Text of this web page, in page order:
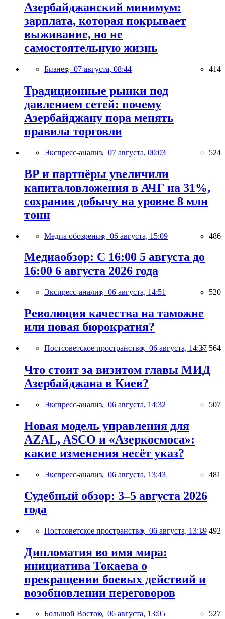
Азербайджанский минимум:
зарплата, которая покрывает
выживание, но не
самостоятельную жизнь
Бизнес, 07 августа, 08:44 414
Традиционные рынки под
давлением сетей: почему
Азербайджану пора менять
правила торговли
Экспресс-анализ, 07 августа, 00:03 524
BP и партнёры увеличили
капиталовложения в АЧГ на 31%,
сохранив добычу на уровне 8 млн
тонн
Медиа обозрение, 06 августа, 15:09 486
Медиаобзор: С 16:00 5 августа до
16:00 6 августа 2026 года
Экспресс-анализ, 06 августа, 14:51 520
Революция качества на таможне
или новая бюрократия?
Постсоветское пространство, 06 августа, 14:37 564
Что стоит за визитом главы МИД
Азербайджана в Киев?
Экспресс-анализ, 06 августа, 14:32 507
Новая модель управления для
AZAL, ASCO и «Азеркосмоса»:
какие изменения несёт указ?
Экспресс-анализ, 06 августа, 13:43 481
Судебный обзор: 3–5 августа 2026
года
Постсоветское пространство, 06 августа, 13:19 492
Дипломатия во имя мира:
инициатива Токаева о
прекращении боевых действий и
возобновлении переговоров
Большой Восток, 06 августа, 13:05 527